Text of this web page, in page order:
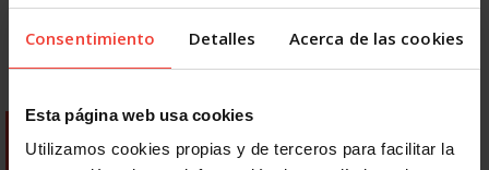
Consentimiento Detalles Acerca de las cookies
Esta página web usa cookies
Utilizamos cookies propias y de terceros para facilitar la